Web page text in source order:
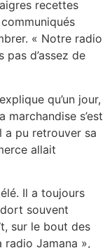
recettes
« Notre radio
d’assez de
qu’un jour,
s’est
a pu retrouver sa
allait
Il a toujours
souvent
sur le bout des
radio Jamana »,